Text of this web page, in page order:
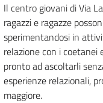
Il centro giovani di Via
ragazzi e ragazze
sperimentandosi in
relazione con i coetanei
pronto ad ascoltarli
esperienze relazionali,
maggiore.